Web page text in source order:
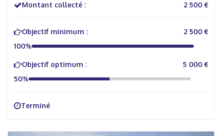
Montant collecté : 2 500 €
Objectif minimum :
2 500 €
100%
Objectif optimum :
5 000 €
50%
Terminé